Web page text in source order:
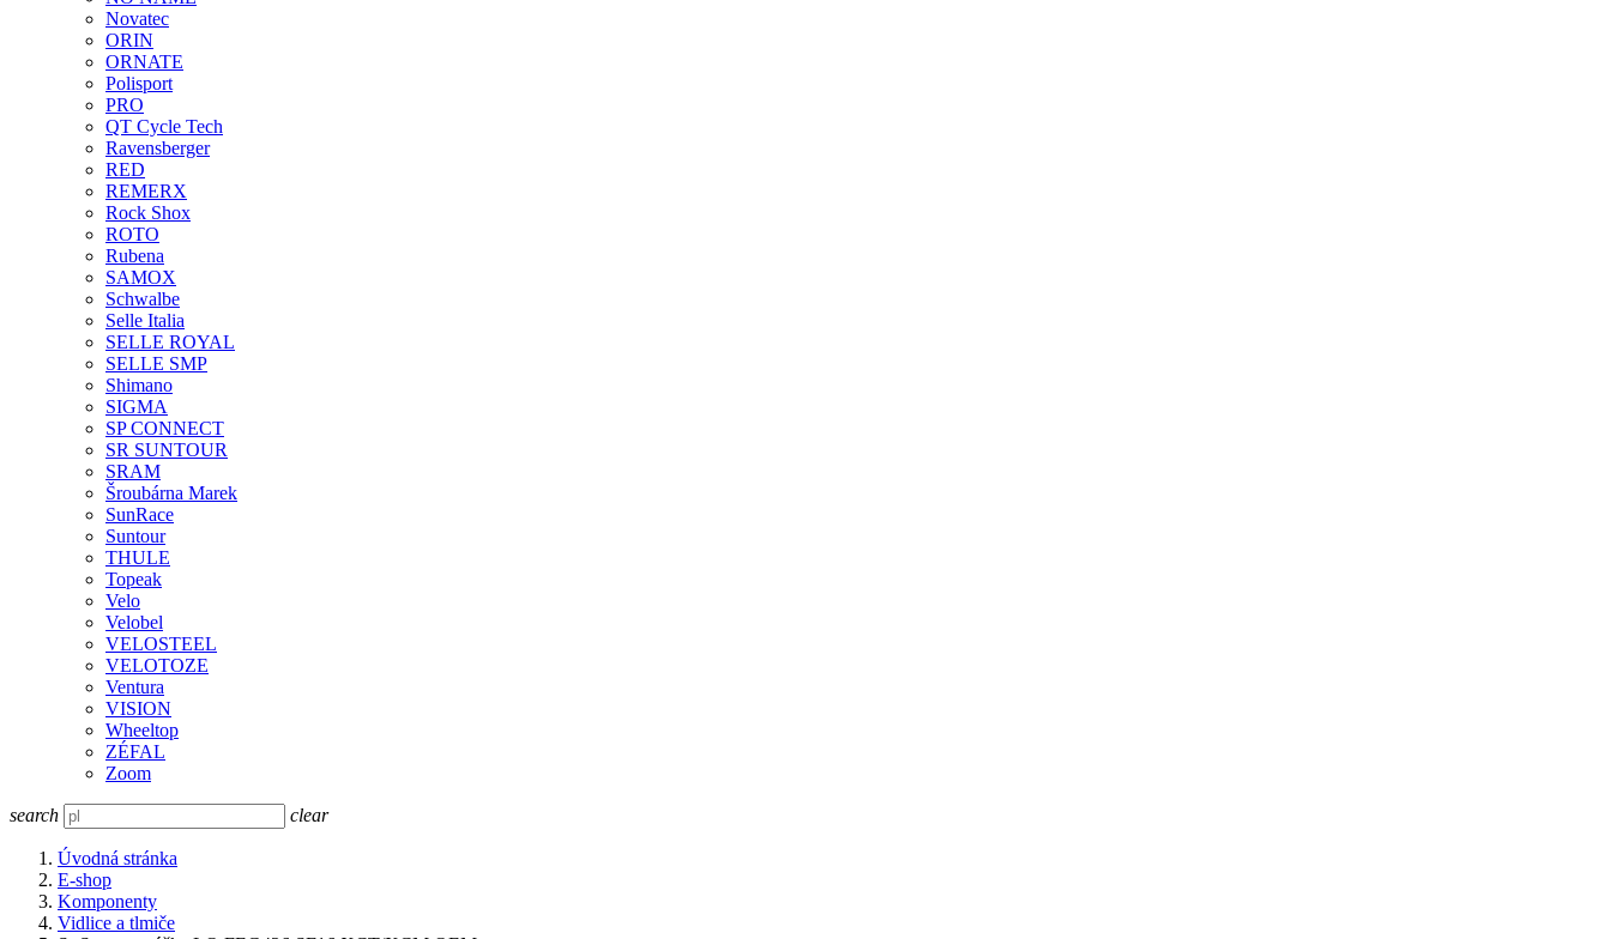
Novatec
ORIN
ORNATE
Polisport
PRO
QT Cycle Tech
Ravensberger
RED
REMERX
Rock Shox
ROTO
Rubena
SAMOX
Schwalbe
Selle Italia
SELLE ROYAL
SELLE SMP
Shimano
SIGMA
SP CONNECT
SR SUNTOUR
SRAM
Šroubárna Marek
SunRace
Suntour
THULE
Topeak
Velo
Velobel
VELOSTEEL
VELOTOZE
Ventura
VISION
Wheeltop
ZÉFAL
Zoom
search clear
Úvodná stránka
E-shop
Komponenty
Vidlice a tlmiče